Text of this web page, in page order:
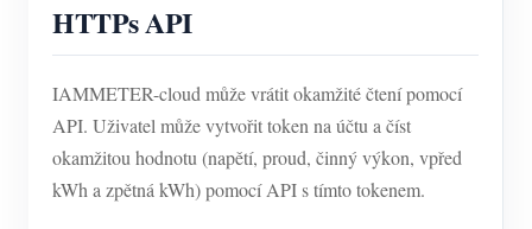
HTTPs API
IAMMETER-cloud může vrátit okamžité čtení pomocí
API. Uživatel může vytvořit token na účtu a číst
okamžitou hodnotu (napětí, proud, činný výkon, vpřed
kWh a zpětná kWh) pomocí API s tímto tokenem.